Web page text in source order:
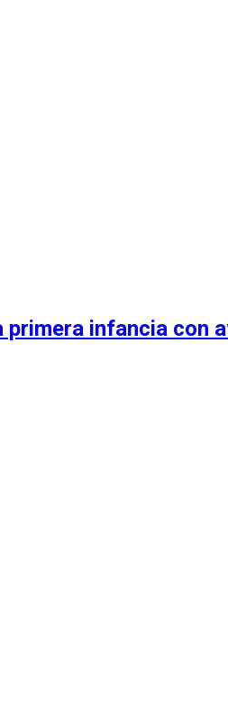
infancia con